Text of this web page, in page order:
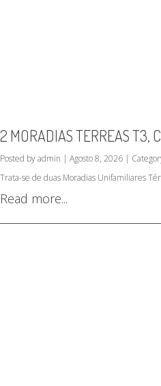
2 MORADIAS TERREAS T3,
Posted by admin | Agosto 8, 2026 |
Trata-se de duas Moradias Unifamiliares
Read more...